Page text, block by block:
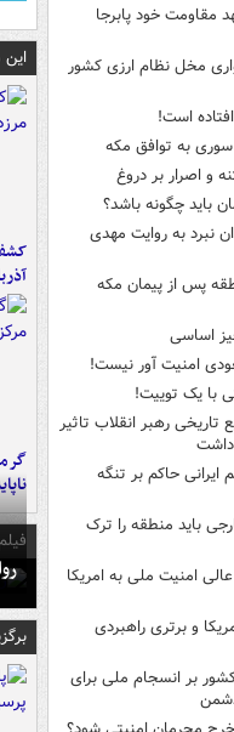
مقاومت خود پابرجا
مخل نظام ارزی کشور
است!
به توافق مکه
و اصرار بر دروغ
باید چگونه باشد؟
نبرد به روایت مهدی
پس از پیمان مکه
اساسی
امنیت آور نیست!
با یک توییت!
رهبر انقلاب تاثیر
حاکم بر تنگه
باید منطقه را ترک
امنیت ملی به امریکا
و برتری راهبردی
بر انسجام ملی برای